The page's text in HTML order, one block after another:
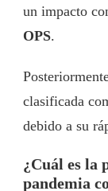
un impacto
OPS.
clasificada
debido a su
¿Cuál es la
pandemia